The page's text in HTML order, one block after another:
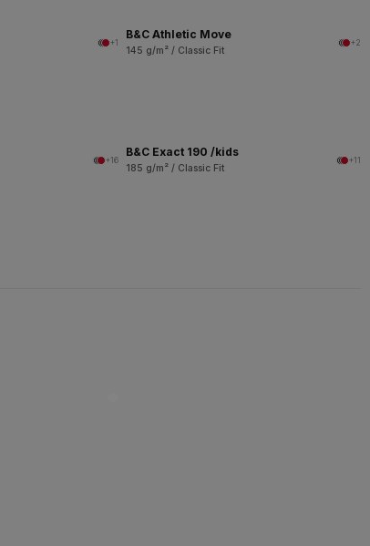
+1
B&C Athletic Move
145 g/m² / Classic Fit
+2
+16
B&C Exact 190 /kids
185 g/m² / Classic Fit
+11